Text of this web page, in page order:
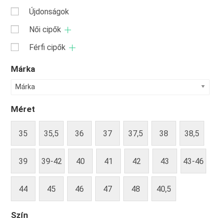
Újdonságok
Női cipők
Férfi cipők
Márka
Márka
Méret
35 35,5 36 37 37,5 38 38,5
39 39-42 40 41 42 43 43-46
44 45 46 47 48 40,5
Szín